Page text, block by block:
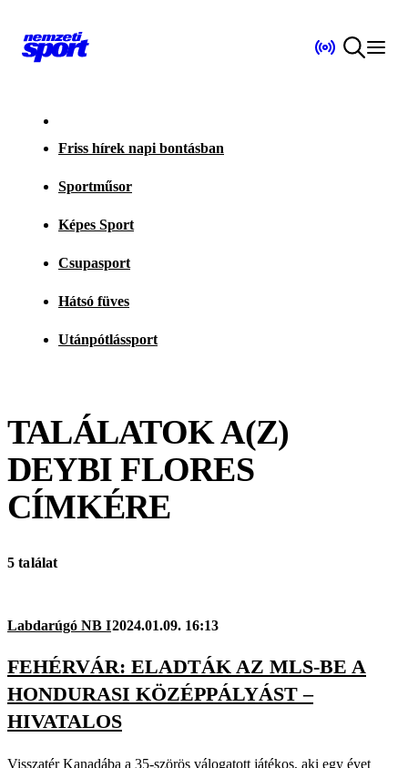
Friss hírek napi bontásban
Sportműsor
Képes Sport
Csupasport
Hátsó füves
Utánpótlássport
TALÁLATOK A(Z)
DEYBI FLORES
CÍMKÉRE
5 találat
Labdarúgó NB I2024.01.09. 16:13
FEHÉRVÁR: ELADTÁK AZ MLS-BE A
HONDURASI KÖZÉPPÁLYÁST –
HIVATALOS
Visszatér Kanadába a 35-szörös válogatott játékos, aki egy évet